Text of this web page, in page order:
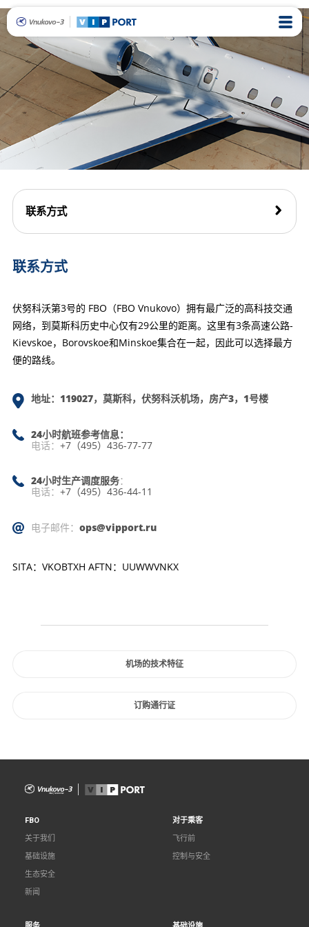
联系方式
联系方式
伏努科沃第3号的 FBO（FBO Vnukovo）拥有最广泛的高科技交通
网络，到莫斯科历史中心仅有29公里的距离。这里有3条高速公路-
Kievskoe，Borovskoe和Minskoe集合在一起，因此可以选择最方
便的路线。
地址：119027，莫斯科，伏努科沃机场，房产3，1号楼
24小时航班参考信息：
电话： +7（495）436-77-77
24小时生产调度服务：
电话： +7（495）436-44-11
电子邮件： ops@vipport.ru
SITA：VKOBTXH AFTN：UUWWVNKX
机场的技术特征
订购通行证
FBO
关于我们
基础设施
生态安全
新闻
对于乘客
飞行前
控制与安全